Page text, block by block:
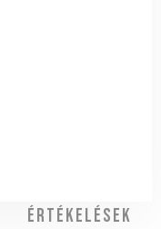
Értékelések